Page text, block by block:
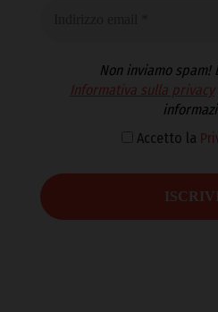
Non inviamo spam!
Informativa sulla privacy
Accetto la